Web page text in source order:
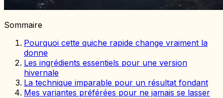
Sommaire
Pourquoi cette quiche rapide change vraiment la
donne
Les ingrédients essentiels pour une version
hivernale
La technique imparable pour un résultat fondant
Mes variantes préférées pour ne jamais se lasser